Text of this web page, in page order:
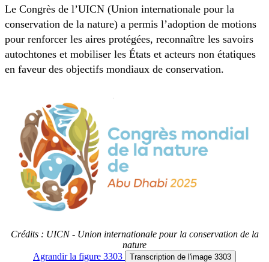
Le Congrès de l’UICN (Union internationale pour la
conservation de la nature) a permis l’adoption de motions
pour renforcer les aires protégées, reconnaître les savoirs
autochtones et mobiliser les États et acteurs non étatiques
en faveur des objectifs mondiaux de conservation.
Crédits : UICN - Union internationale pour la conservation de la
nature
Agrandirla figure 3303 Transcription de l'image 3303